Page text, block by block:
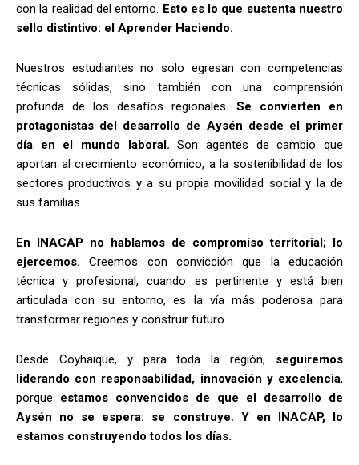
con la realidad del entorno. Esto es lo que sustenta nuestro
sello distintivo: el Aprender Haciendo.
Nuestros estudiantes no solo egresan con competencias
técnicas sólidas, sino también con una comprensión
profunda de los desafíos regionales. Se convierten en
protagonistas del desarrollo de Aysén desde el primer
día en el mundo laboral. Son agentes de cambio que
aportan al crecimiento económico, a la sostenibilidad de los
sectores productivos y a su propia movilidad social y la de
sus familias.
En INACAP no hablamos de compromiso territorial; lo
ejercemos. Creemos con convicción que la educación
técnica y profesional, cuando es pertinente y está bien
articulada con su entorno, es la vía más poderosa para
transformar regiones y construir futuro.
Desde Coyhaique, y para toda la región, seguiremos
liderando con responsabilidad, innovación y excelencia,
porque estamos convencidos de que el desarrollo de
Aysén no se espera: se construye. Y en INACAP, lo
estamos construyendo todos los días.